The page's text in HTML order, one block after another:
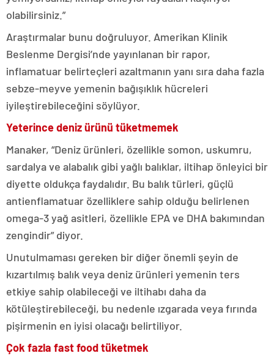
olabilirsiniz.”
Araştırmalar bunu doğruluyor. Amerikan Klinik
Beslenme Dergisi’nde yayınlanan bir rapor,
inflamatuar belirteçleri azaltmanın yanı sıra daha fazla
sebze-meyve yemenin bağışıklık hücreleri
iyileştirebileceğini söylüyor.
Yeterince deniz ürünü tüketmemek
Manaker, “Deniz ürünleri, özellikle somon, uskumru,
sardalya ve alabalık gibi yağlı balıklar, iltihap önleyici bir
diyette oldukça faydalıdır. Bu balık türleri, güçlü
antienflamatuar özelliklere sahip olduğu belirlenen
omega-3 yağ asitleri, özellikle EPA ve DHA bakımından
zengindir” diyor.
Unutulmaması gereken bir diğer önemli şeyin de
kızartılmış balık veya deniz ürünleri yemenin ters
etkiye sahip olabileceği ve iltihabı daha da
kötüleştirebileceği, bu nedenle ızgarada veya fırında
pişirmenin en iyisi olacağı belirtiliyor.
Çok fazla fast food tüketmek